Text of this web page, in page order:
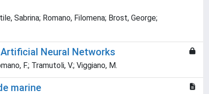
Sabrina; Romano, Filomena; Brost, George;
Neural Networks
F.; Tramutoli, V.; Viggiano, M.
marine